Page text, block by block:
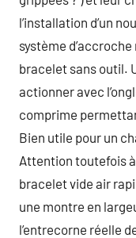
l’installation d’un
système
bracelet sans outil.
actionner avec
comprime
Bien utile pour un
Attention toutefois
bracelet vide air
une montre en
l’entrecorne réelle